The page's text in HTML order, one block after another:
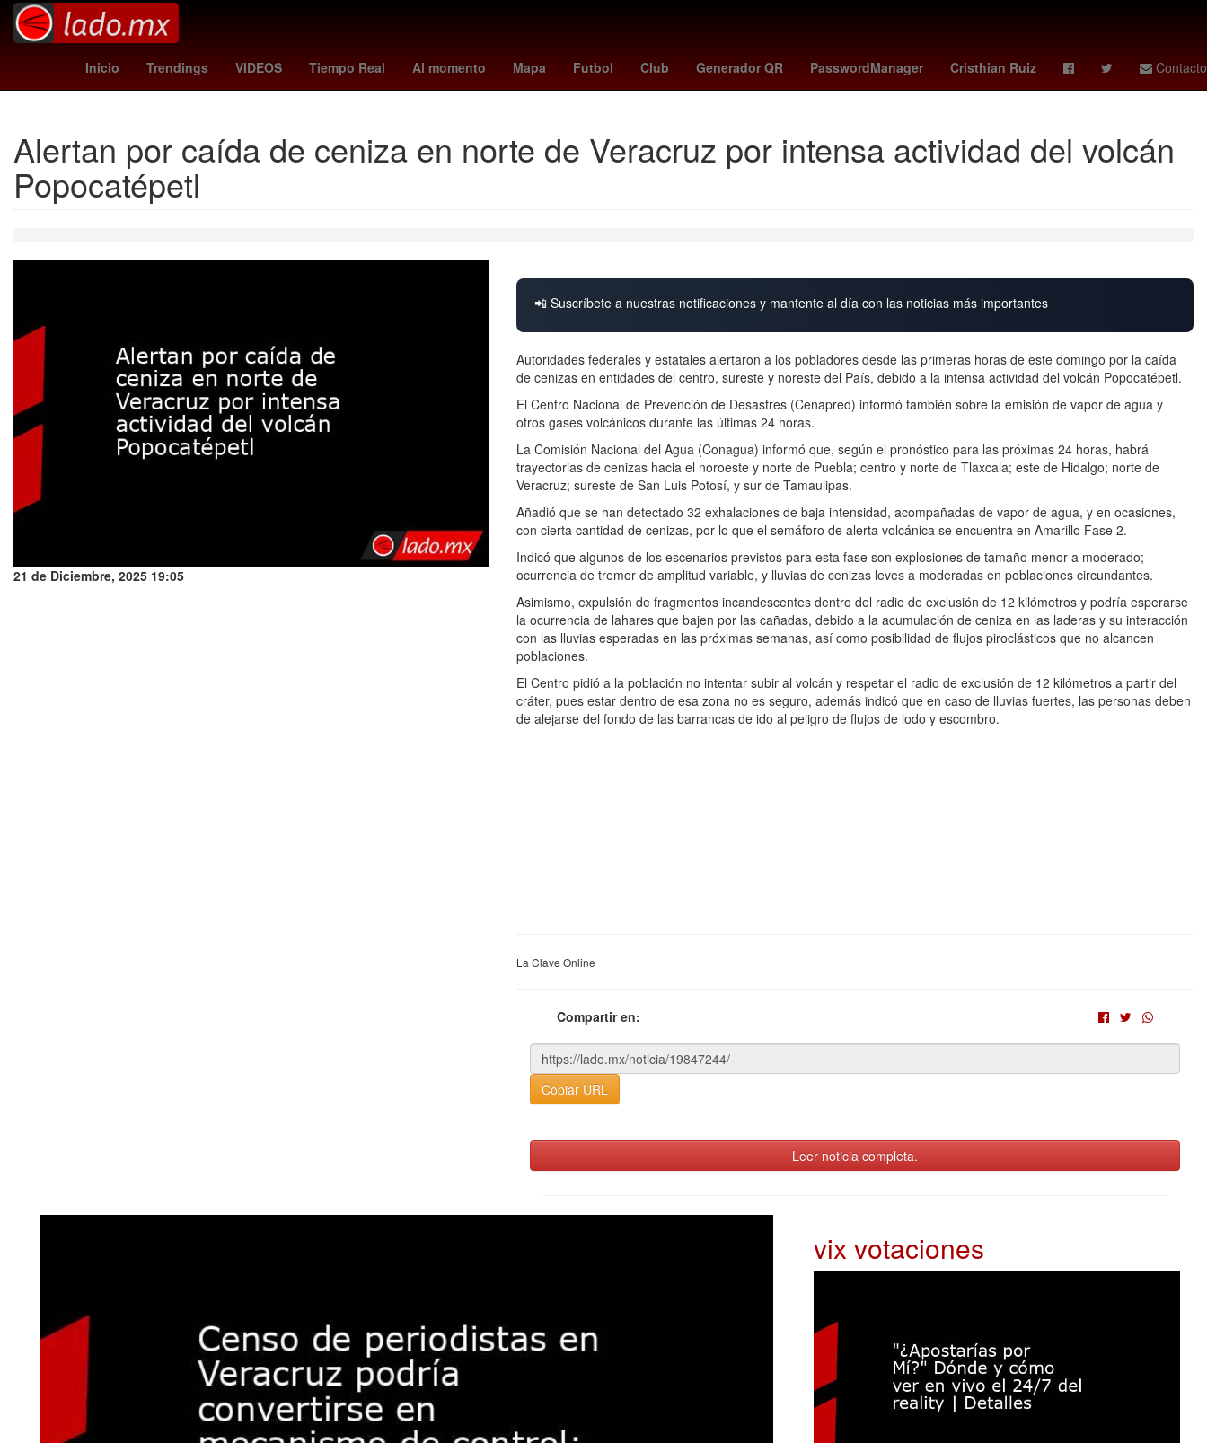
Inicio Trendings VIDEOS Tiempo Real Al momento Mapa Futbol Club Generador QR PasswordManager Cristhian Ruiz Contacto
España Brasil Empresa como vs genoa cyclospora Inteligencia Artificial Fernando Gago Argentina Senador hoy no circula cdmx hoy
Alertan por caída de ceniza en norte de Veracruz por intensa actividad del volcán
Popocatépetl
21 de Diciembre, 2025 19:05
📲 Suscríbete a nuestras notificaciones y mantente al día con las noticias más importantes
Autoridades federales y estatales alertaron a los pobladores desde las primeras horas de este domingo por la caída
de cenizas en entidades del centro, sureste y noreste del País, debido a la intensa actividad del volcán Popocatépetl.
El Centro Nacional de Prevención de Desastres (Cenapred) informó también sobre la emisión de vapor de agua y
otros gases volcánicos durante las últimas 24 horas.
La Comisión Nacional del Agua (Conagua) informó que, según el pronóstico para las próximas 24 horas, habrá
trayectorias de cenizas hacia el noroeste y norte de Puebla; centro y norte de Tlaxcala; este de Hidalgo; norte de
Veracruz; sureste de San Luis Potosí, y sur de Tamaulipas.
Añadió que se han detectado 32 exhalaciones de baja intensidad, acompañadas de vapor de agua, y en ocasiones,
con cierta cantidad de cenizas, por lo que el semáforo de alerta volcánica se encuentra en Amarillo Fase 2.
Indicó que algunos de los escenarios previstos para esta fase son explosiones de tamaño menor a moderado;
ocurrencia de tremor de amplitud variable, y lluvias de cenizas leves a moderadas en poblaciones circundantes.
Asimismo, expulsión de fragmentos incandescentes dentro del radio de exclusión de 12 kilómetros y podría esperarse
la ocurrencia de lahares que bajen por las cañadas, debido a la acumulación de ceniza en las laderas y su interacción
con las lluvias esperadas en las próximas semanas, así como posibilidad de flujos piroclásticos que no alcancen
poblaciones.
El Centro pidió a la población no intentar subir al volcán y respetar el radio de exclusión de 12 kilómetros a partir del
cráter, pues estar dentro de esa zona no es seguro, además indicó que en caso de lluvias fuertes, las personas deben
de alejarse del fondo de las barrancas de ido al peligro de flujos de lodo y escombro.
La Clave Online
Compartir en:
Copiar URL
Leer noticia completa.
vix votaciones